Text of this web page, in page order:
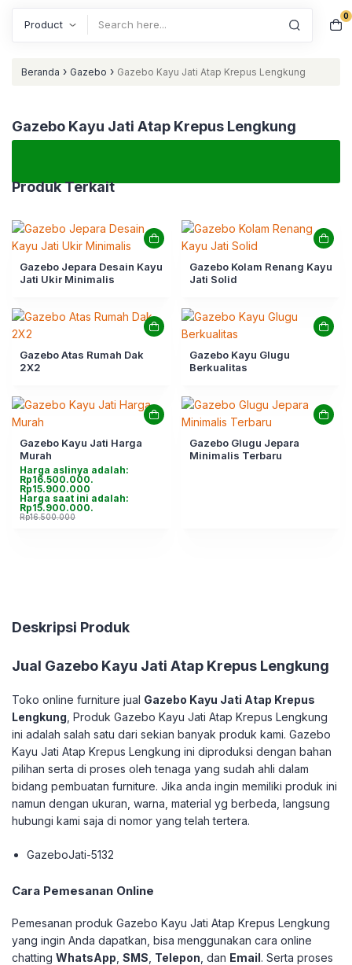
0
Beranda › Gazebo › Gazebo Kayu Jati Atap Krepus Lengkung
Gazebo Kayu Jati Atap Krepus Lengkung
Produk Terkait
Gazebo Jepara Desain Kayu
Jati Ukir Minimalis
Gazebo Kolam Renang Kayu
Jati Solid
Gazebo Atas Rumah Dak
2X2
Gazebo Kayu Glugu
Berkualitas
Gazebo Kayu Jati Harga
Murah
Rp16.500.000
Harga aslinya adalah:
Rp16.500.000.
Rp15.900.000
Harga saat ini adalah:
Rp15.900.000.
Gazebo Glugu Jepara
Minimalis Terbaru
Deskripsi Produk
Jual Gazebo Kayu Jati Atap Krepus Lengkung
Toko online furniture jual Gazebo Kayu Jati Atap Krepus
Lengkung , Produk Gazebo Kayu Jati Atap Krepus Lengkung
ini adalah salah satu dari sekian banyak produk kami. Gazebo
Kayu Jati Atap Krepus Lengkung ini diproduksi dengan bahan
pilihan serta di proses oleh tenaga yang sudah ahli dalam
bidang pembuatan furniture. Jika anda ingin memiliki produk ini
namun dengan ukuran, warna, material yg berbeda, langsung
hubungi kami saja di nomor yang telah tertera.
GazeboJati-5132
Cara Pemesanan Online
Pemesanan produk Gazebo Kayu Jati Atap Krepus Lengkung
yang ingin Anda dapatkan, bisa menggunakan cara online
chatting WhatsApp SMS Telepon , dan Email. Serta proses